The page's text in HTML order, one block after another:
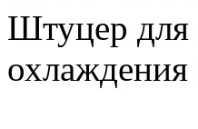
Штуцер для
охлаждения